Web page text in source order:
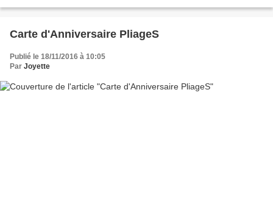
Carte d'Anniversaire PliageS
Publié le 18/11/2016 à 10:05
Par Joyette